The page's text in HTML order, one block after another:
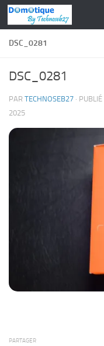
Skip to content
DSC_0281
DSC_0281
PAR TECHNOSEB27 · PUBLIÉ
2025
PARTAGER